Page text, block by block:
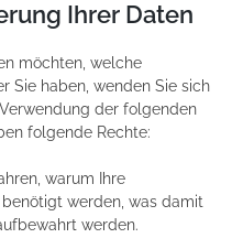
Ihrer Daten
möchten, welche
Sie haben, wenden Sie sich
der folgenden
folgende Rechte:
warum Ihre
werden, was damit
werden.